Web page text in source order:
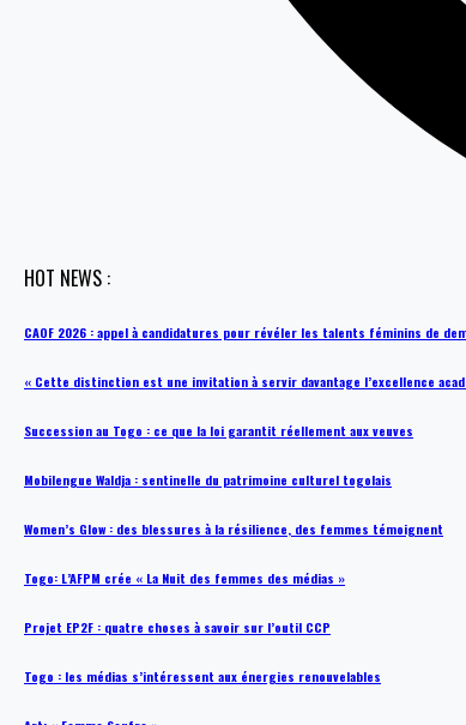
HOT NEWS :
CAOF 2026 : appel à candidatures pour révéler les talents féminins de
« Cette distinction est une invitation à servir davantage l’excellence
Succession au Togo : ce que la loi garantit réellement aux veuves
Mobilengue Waldja : sentinelle du patrimoine culturel togolais
Women’s Glow : des blessures à la résilience, des femmes témoignent
Togo: L’AFPM crée « La Nuit des femmes des médias »
Projet EP2F : quatre choses à savoir sur l’outil CCP
Togo : les médias s’intéressent aux énergies renouvelables